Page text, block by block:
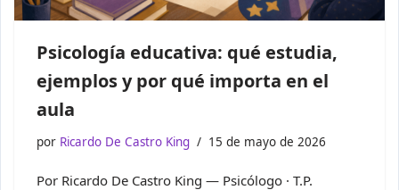
Psicología educativa: qué estudia,
ejemplos y por qué importa en el
aula
por Ricardo De Castro King 15 de mayo de 2026
Por Ricardo De Castro King — Psicólogo · T.P.